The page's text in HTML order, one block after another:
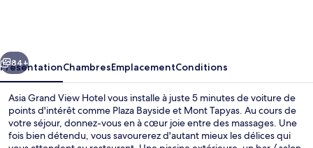
Suivant
84+
PrésentationChambresEmplacementConditions
Asia Grand View Hotel vous installe à juste 5 minutes de voiture de
points d'intérêt comme Plaza Bayside et Mont Tapyas. Au cours de
votre séjour, donnez-vous en à cœur joie entre des massages. Une
fois bien détendu, vous savourerez d'autant mieux les délices qui